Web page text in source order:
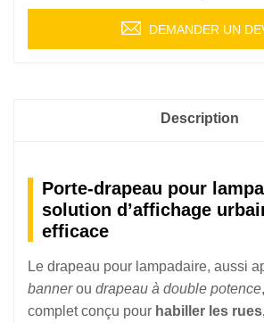
DEMANDER UN
Description
Porte-drapeau pour
solution d’affichage
efficace
Le drapeau pour lampadaire, aussi
bannerou drapeau à double potence
complet conçu pour habiller les